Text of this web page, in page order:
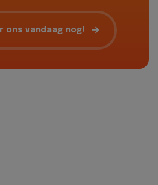
ons vandaag nog!